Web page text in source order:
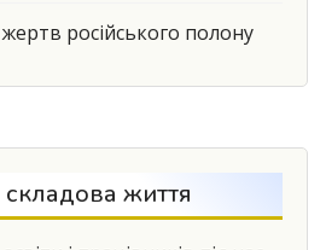
російського полону
життя